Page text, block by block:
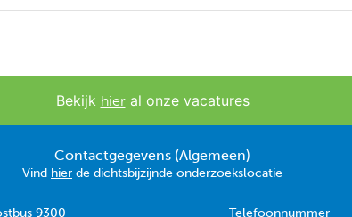
Bekijk hieral onze vacatures
Contactgegevens (Algemeen)
Vind hier de dichtsbijzijnde onderzoekslocatie
9300 Telefoonnummer